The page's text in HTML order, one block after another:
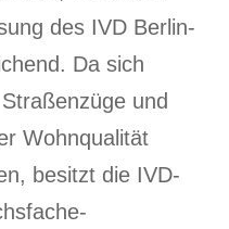
des IVD Berlin-
Da sich
und
Wohnqualität
besitzt die IVD-